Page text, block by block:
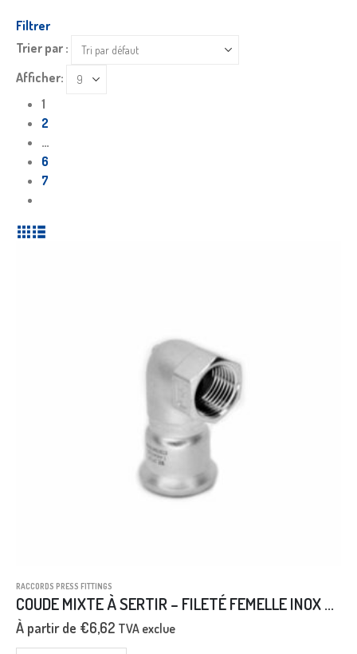
Filtrer
Trier par :
Afficher:
1
2
…
6
7
RACCORDS PRESS FITTINGS
COUDE MIXTE À SERTIR – FILETÉ FEMELLE INOX AISI 316L
À partir de €6,62 TVA exclue